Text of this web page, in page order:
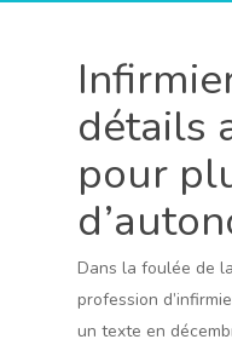
détails
pour
Dans la foulée de
profession
un texte en